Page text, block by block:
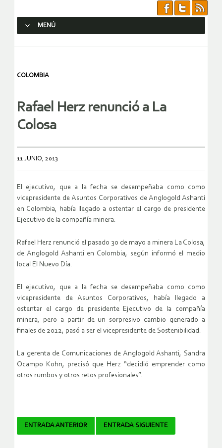
MENÚ
COLOMBIA
Rafael Herz renunció a La
Colosa
11 JUNIO, 2013
El ejecutivo, que a la fecha se desempeñaba como como
vicepresidente de Asuntos Corporativos de Anglogold Ashanti
en Colombia, había llegado a ostentar el cargo de presidente
Ejecutivo de la compañía minera.
Rafael Herz renunció el pasado 30 de mayo a minera La Colosa,
de Anglogold Ashanti en Colombia, según informó el medio
local El Nuevo Día.
El ejecutivo, que a la fecha se desempeñaba como como
vicepresidente de Asuntos Corporativos, había llegado a
ostentar el cargo de presidente Ejecutivo de la compañía
minera, pero a partir de un sorpresivo cambio generado a
finales de 2012, pasó a ser el vicepresidente de Sostenibilidad.
La gerenta de Comunicaciones de Anglogold Ashanti, Sandra
Ocampo Kohn, precisó que Herz “decidió emprender como
otros rumbos y otros retos profesionales”.
Navegador
ENTRADA ANTERIOR ENTRADA SIGUIENTE